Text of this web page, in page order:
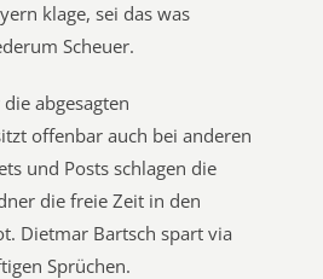
klage, sei das was
Scheuer.
abgesagten
offenbar auch bei anderen
und Posts schlagen die
die freie Zeit in den
Dietmar Bartsch spart via
Sprüchen.